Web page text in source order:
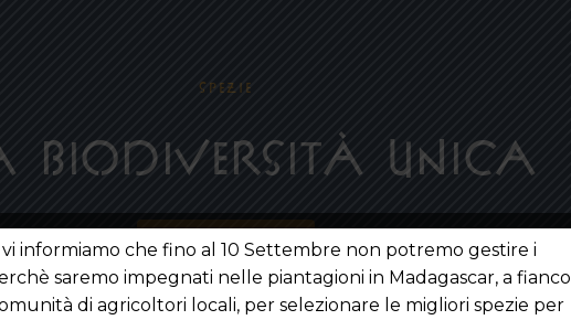
SPEZIE
biodiversità unica
ACQUISTA ORA
informiamo che fino al 10 Settembre non potremo gestire i
saremo impegnati nelle piantagioni in Madagascar, a fianco
di agricoltori locali, per selezionare le migliori spezie per